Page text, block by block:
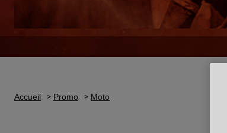
Accueil Promo Moto